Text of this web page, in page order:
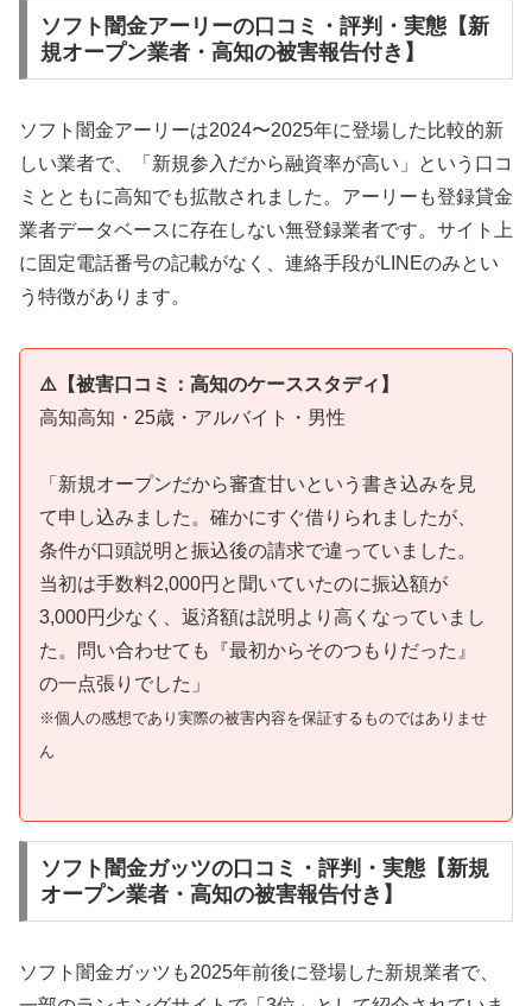
ソフト闇金アーリーの口コミ・評判・実態【新
規オープン業者・高知の被害報告付き】
ソフト闇金アーリーは2024〜2025年に登場した比較的新
しい業者で、「新規参入だから融資率が高い」という口コ
ミとともに高知でも拡散されました。アーリーも登録貸金
業者データベースに存在しない無登録業者です。サイト上
に固定電話番号の記載がなく、連絡手段がLINEのみとい
う特徴があります。
⚠️【被害口コミ：高知のケーススタディ】
高知高知・25歳・アルバイト・男性
「新規オープンだから審査甘いという書き込みを見
て申し込みました。確かにすぐ借りられましたが、
条件が口頭説明と振込後の請求で違っていました。
当初は手数料2,000円と聞いていたのに振込額が
3,000円少なく、返済額は説明より高くなっていまし
た。問い合わせても『最初からそのつもりだった』
の一点張りでした」
※個人の感想であり実際の被害内容を保証するものではありませ
ん
ソフト闇金ガッツの口コミ・評判・実態【新規
オープン業者・高知の被害報告付き】
ソフト闇金ガッツも2025年前後に登場した新規業者で、